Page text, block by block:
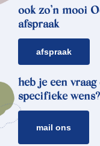
ook zo’n mooi
afspraak
afspraak
heb je een
specifieke
mail ons